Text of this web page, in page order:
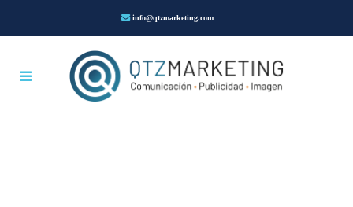
info@qtzmarketing.com